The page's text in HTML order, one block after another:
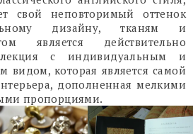
свой неповторимый оттенок
дизайну, тканям и
является действительно
с индивидуальным и
которая является самой
дополненная мелкими
пропорциями.